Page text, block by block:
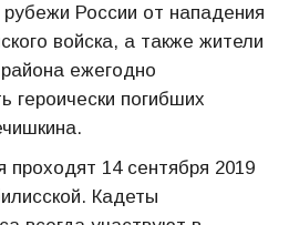
России от нападения
войска, а также жители
ежегодно
героически погибших
14 сентября 2019
Кадеты